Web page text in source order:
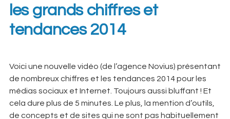
les grands chiffres et
tendances 2014
Voici une nouvelle vidéo (de l’agence Novius) présentant
de nombreux chiffres et les tendances 2014 pour les
médias sociaux et Internet. Toujours aussi bluffant ! Et
cela dure plus de 5 minutes. Le plus, la mention d’outils,
de concepts et de sites qui ne sont pas habituellement